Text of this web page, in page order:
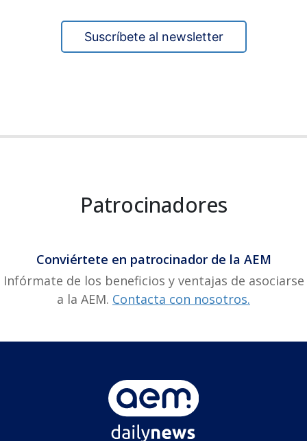
Suscríbete al newsletter
Patrocinadores
Conviértete en patrocinador de la AEM
Infórmate de los beneficios y ventajas de asociarse
a la AEM. Contacta con nosotros.